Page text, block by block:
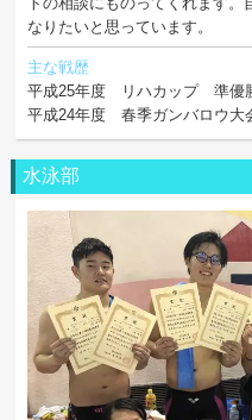
なりたいと思っています。
主な戦歴
平成25年度 リハカップ 準優
平成24年度 春季ガンバロウ
水泳部